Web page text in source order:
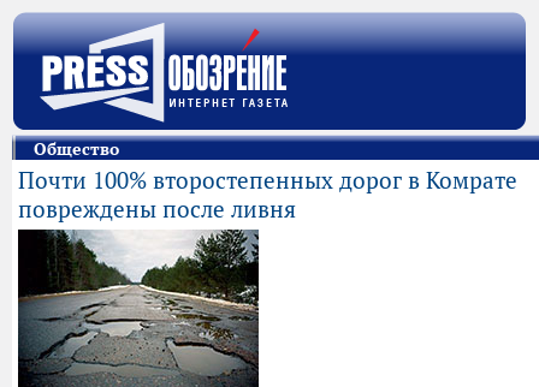
Общество
Почти 100% второстепенных дорог в Комрате
повреждены после ливня